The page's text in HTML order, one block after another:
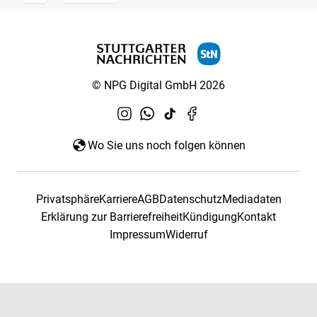
© NPG Digital GmbH 2026
Wo Sie uns noch folgen können
PrivatsphäreKarriereAGBDatenschutzMediadaten
Erklärung zur BarrierefreiheitKündigungKontakt
ImpressumWiderruf